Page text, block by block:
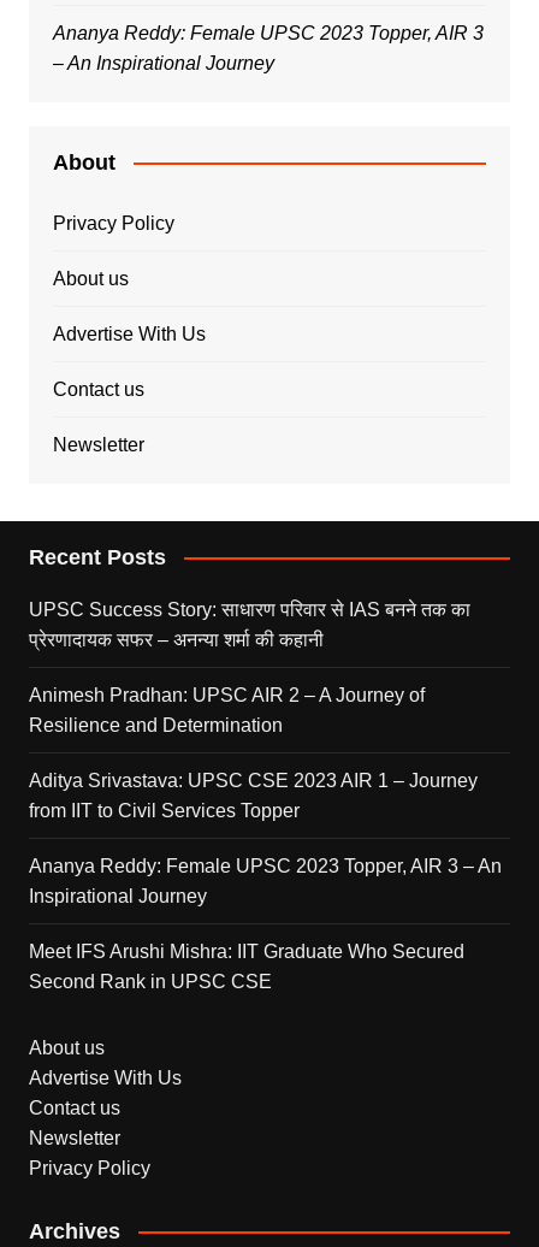
Ananya Reddy: Female UPSC 2023 Topper, AIR 3
– An Inspirational Journey
About
Privacy Policy
About us
Advertise With Us
Contact us
Newsletter
Recent Posts
UPSC Success Story: साधारण परिवार से IAS बनने तक का
प्रेरणादायक सफर – अनन्या शर्मा की कहानी
Animesh Pradhan: UPSC AIR 2 – A Journey of
Resilience and Determination
Aditya Srivastava: UPSC CSE 2023 AIR 1 – Journey
from IIT to Civil Services Topper
Ananya Reddy: Female UPSC 2023 Topper, AIR 3 – An
Inspirational Journey
Meet IFS Arushi Mishra: IIT Graduate Who Secured
Second Rank in UPSC CSE
About us
Advertise With Us
Contact us
Newsletter
Privacy Policy
Archives